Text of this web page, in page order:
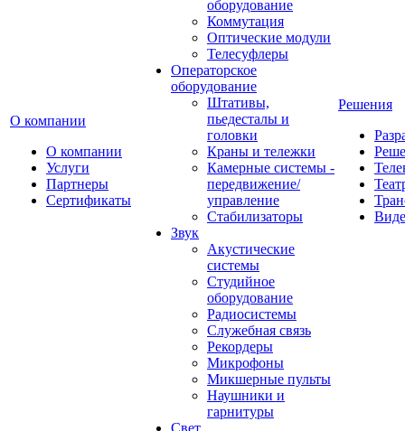
О компании
О компании
Услуги
Партнеры
Сертификаты
оборудование
Коммутация
Оптические модули
Телесуфлеры
Операторское
оборудование
Штативы,
пьедесталы и
головки
Краны и тележки
Камерные системы -
передвижение/
управление
Стабилизаторы
Звук
Акустические
системы
Студийное
оборудование
Радиосистемы
Служебная связь
Рекордеры
Микрофоны
Микшерные пульты
Наушники и
гарнитуры
Свет
Решения